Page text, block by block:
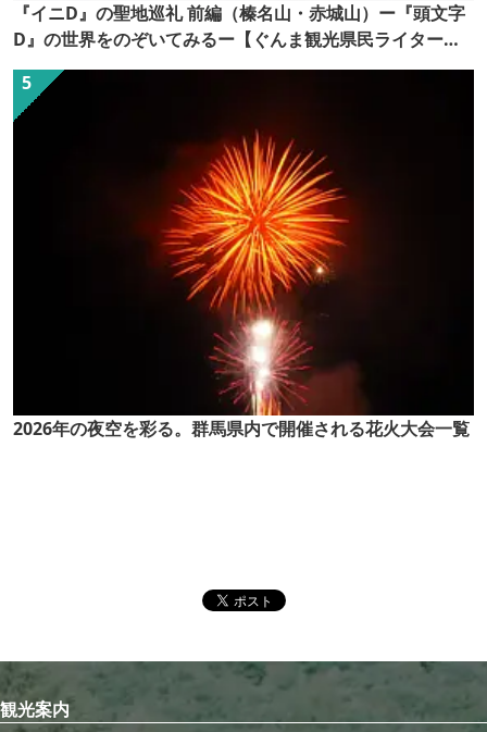
『イニD』の聖地巡礼 前編（榛名山・赤城山）ー『頭文字
D』の世界をのぞいてみるー【ぐんま観光県民ライター
（ぐん記者）】
2026年の夜空を彩る。群馬県内で開催される花火大会一覧
観光案内